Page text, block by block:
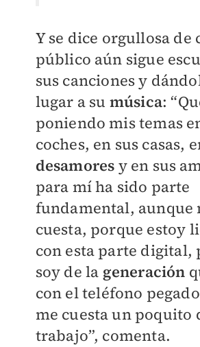
Y se dice orgullosa de
público aún sigue
sus canciones y
lugar a su música:
poniendo mis temas
coches, en sus casas,
desamores y en sus
para mí ha sido parte
fundamental, aunque
cuesta, porque estoy
con esta parte digital,
soy de la generación
con el teléfono
me cuesta un poquito
trabajo”, comenta.